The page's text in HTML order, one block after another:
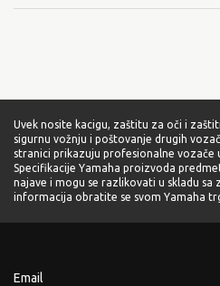
Uvek nosite kacigu, zaštitu za oči i
sigurnu vožnju i poštovanje drugih
stranici prikazuju profesionalne vozače
Specifikacije Yamaha proizvoda
najave i mogu se razlikovati u skladu sa
informacija obratite se svom Yamaha
Email